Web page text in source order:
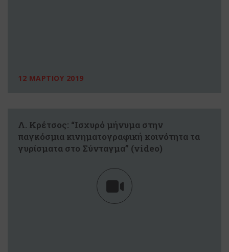
12 ΜΑΡΤΙΟΥ 2019
Λ. Κρέτσος: “Ισχυρό μήνυμα στην
παγκόσμια κινηματογραφική κοινότητα τα
γυρίσματα στο Σύνταγμα” (video)